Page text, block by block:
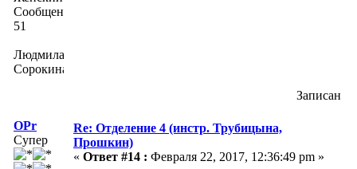
Сообщений:
51
Людмила
Сорокина
Записан
OPr
Супер
Re: Отделение 4 (инстр. Трубицына,
Прошкин)
« Ответ #14 : Февраля 22, 2017, 12:36:49 pm »